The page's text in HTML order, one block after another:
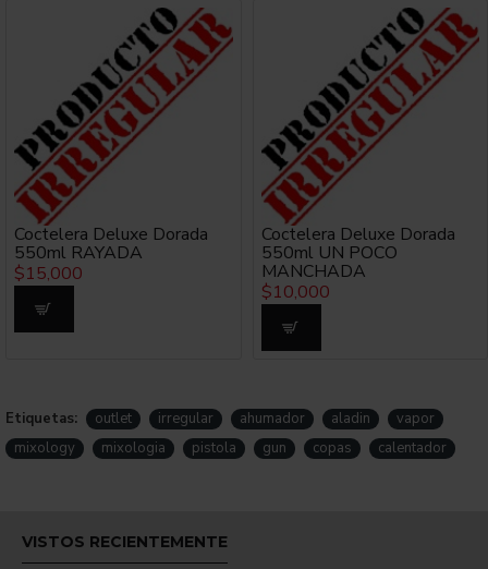
Coctelera Deluxe Dorada
550ml RAYADA
$15,000
Coctelera Deluxe Dorada
550ml UN POCO
MANCHADA
$10,000
Etiquetas: outlet irregular ahumador aladin
vapor
mixology
mixologia pistola gun copas calentador
VISTOS RECIENTEMENTE